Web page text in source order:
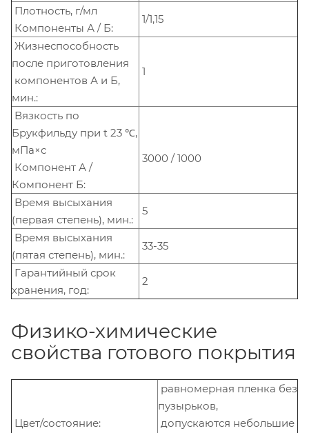
Плотность, г/мл
Компоненты А / Б:
1/1,15
Жизнеспособность
после приготовления
компонентов А и Б,
мин.:
1
Вязкость по
Брукфильду при t 23 ℃,
мПа×с
Компонент А /
Компонент Б:
3000 / 1000
Время высыхания
(первая степень), мин.:
5
Время высыхания
(пятая степень), мин.:
33-35
Гарантийный срок
хранения, год:
2
Физико-химические
свойства готового покрытия
Цвет/состояние:
равномерная пленка без
пузырьков,
допускаются небольшие